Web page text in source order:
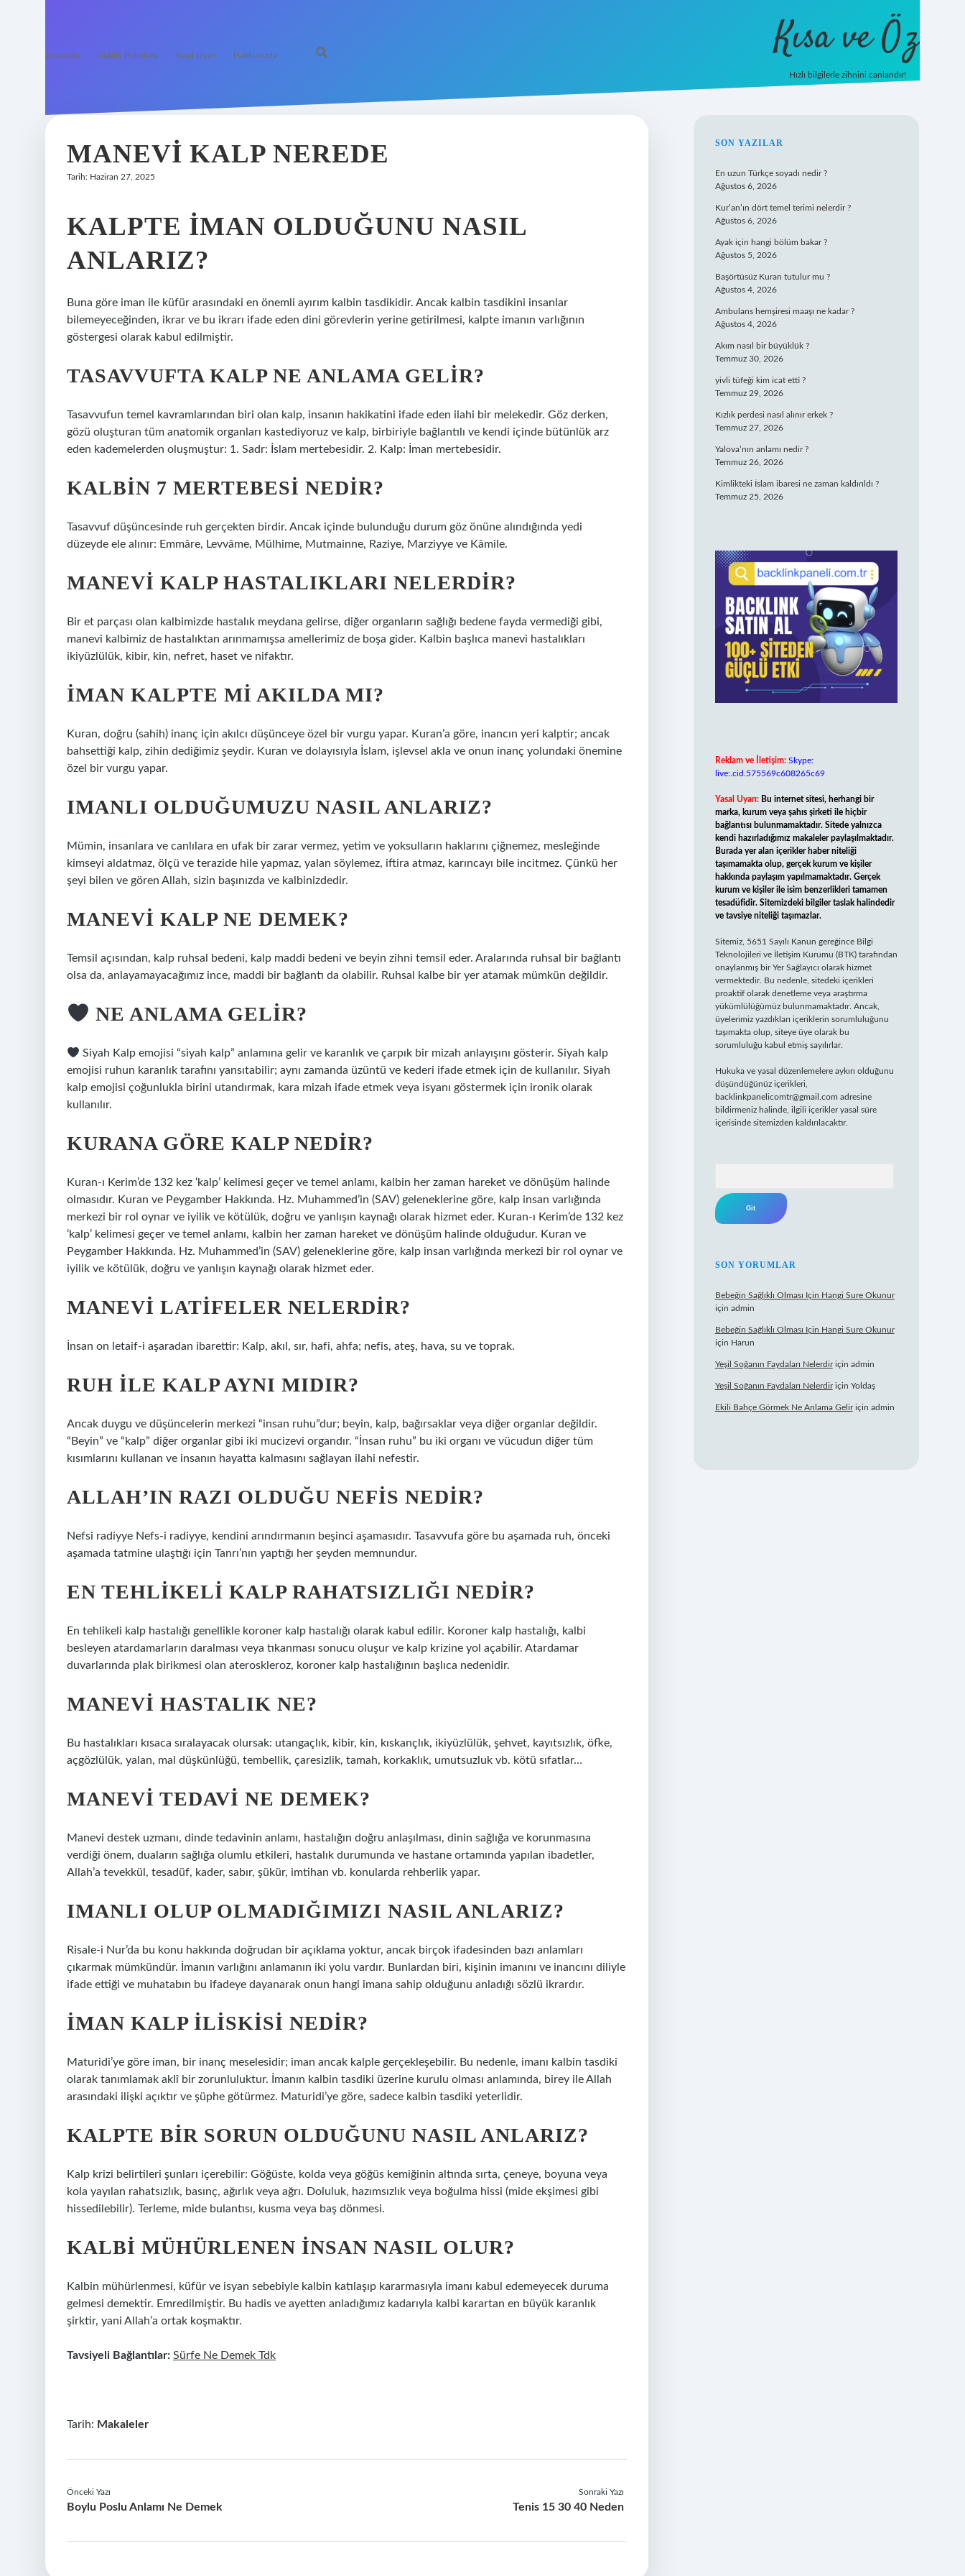
Anasayfa Gizlilik Politikası Yasal Uyarı Hakkımızda Kısa ve Öz
Hızlı bilgilerle zihnini canlandır!
MANEVI KALP NEREDE
Tarih: Haziran 27, 2025
KALPTE IMAN OLDUĞUNU NASIL
ANLARIZ?
Buna göre iman ile küfür arasındaki en önemli ayırım kalbin tasdikidir. Ancak kalbin tasdikini insanlar
bilemeyeceğinden, ikrar ve bu ikrarı ifade eden dini görevlerin yerine getirilmesi, kalpte imanın varlığının
göstergesi olarak kabul edilmiştir.
TASAVVUFTA KALP NE ANLAMA GELIR?
Tasavvufun temel kavramlarından biri olan kalp, insanın hakikatini ifade eden ilahi bir melekedir. Göz derken,
gözü oluşturan tüm anatomik organları kastediyoruz ve kalp, birbiriyle bağlantılı ve kendi içinde bütünlük arz
eden kademelerden oluşmuştur: 1. Sadr: İslam mertebesidir. 2. Kalp: İman mertebesidir.
KALBIN 7 MERTEBESI NEDIR?
Tasavvuf düşüncesinde ruh gerçekten birdir. Ancak içinde bulunduğu durum göz önüne alındığında yedi
düzeyde ele alınır: Emmâre, Levvâme, Mülhime, Mutmainne, Raziye, Marziyye ve Kâmile.
MANEVI KALP HASTALIKLARI NELERDIR?
Bir et parçası olan kalbimizde hastalık meydana gelirse, diğer organların sağlığı bedene fayda vermediği gibi,
manevi kalbimiz de hastalıktan arınmamışsa amellerimiz de boşa gider. Kalbin başlıca manevi hastalıkları
ikiyüzlülük, kibir, kin, nefret, haset ve nifaktır.
İMAN KALPTE MI AKILDA MI?
Kuran, doğru (sahih) inanç için akılcı düşünceye özel bir vurgu yapar. Kuran’a göre, inancın yeri kalptir; ancak
bahsettiği kalp, zihin dediğimiz şeydir. Kuran ve dolayısıyla İslam, işlevsel akla ve onun inanç yolundaki önemine
özel bir vurgu yapar.
IMANLI OLDUĞUMUZU NASIL ANLARIZ?
Mümin, insanlara ve canlılara en ufak bir zarar vermez, yetim ve yoksulların haklarını çiğnemez, mesleğinde
kimseyi aldatmaz, ölçü ve terazide hile yapmaz, yalan söylemez, iftira atmaz, karıncayı bile incitmez. Çünkü her
şeyi bilen ve gören Allah, sizin başınızda ve kalbinizdedir.
MANEVI KALP NE DEMEK?
Temsil açısından, kalp ruhsal bedeni, kalp maddi bedeni ve beyin zihni temsil eder. Aralarında ruhsal bir bağlantı
olsa da, anlayamayacağımız ince, maddi bir bağlantı da olabilir. Ruhsal kalbe bir yer atamak mümkün değildir.
NE ANLAMA GELIR?
​​​​​​​​Siyah Kalp emojisi “siyah kalp” anlamına gelir ve karanlık ve çarpık bir mizah anlayışını gösterir. Siyah kalp
emojisi ruhun karanlık tarafını yansıtabilir; aynı zamanda üzüntü ve kederi ifade etmek için de kullanılır. Siyah
kalp emojisi çoğunlukla birini utandırmak, kara mizah ifade etmek veya isyanı göstermek için ironik olarak
kullanılır.
KURANA GÖRE KALP NEDIR?
Kuran-ı Kerim’de 132 kez ‘kalp’ kelimesi geçer ve temel anlamı, kalbin her zaman hareket ve dönüşüm halinde
olmasıdır. Kuran ve Peygamber Hakkında. Hz. Muhammed’in (SAV) geleneklerine göre, kalp insan varlığında
merkezi bir rol oynar ve iyilik ve kötülük, doğru ve yanlışın kaynağı olarak hizmet eder. Kuran-ı Kerim’de 132 kez
‘kalp’ kelimesi geçer ve temel anlamı, kalbin her zaman hareket ve dönüşüm halinde olduğudur. Kuran ve
Peygamber Hakkında. Hz. Muhammed’in (SAV) geleneklerine göre, kalp insan varlığında merkezi bir rol oynar ve
iyilik ve kötülük, doğru ve yanlışın kaynağı olarak hizmet eder.
MANEVI LATIFELER NELERDIR?
İnsan on letaif-i aşaradan ibarettir: Kalp, akıl, sır, hafi, ahfa; nefis, ateş, hava, su ve toprak.
RUH ILE KALP AYNI MIDIR?
Ancak duygu ve düşüncelerin merkezi “insan ruhu”dur; beyin, kalp, bağırsaklar veya diğer organlar değildir.
“Beyin” ve “kalp” diğer organlar gibi iki mucizevi organdır. “İnsan ruhu” bu iki organı ve vücudun diğer tüm
kısımlarını kullanan ve insanın hayatta kalmasını sağlayan ilahi nefestir.
ALLAH’IN RAZI OLDUĞU NEFIS NEDIR?
Nefsi radiyye Nefs-i radiyye, kendini arındırmanın beşinci aşamasıdır. Tasavvufa göre bu aşamada ruh, önceki
aşamada tatmine ulaştığı için Tanrı’nın yaptığı her şeyden memnundur.
EN TEHLIKELI KALP RAHATSIZLIĞI NEDIR?
En tehlikeli kalp hastalığı genellikle koroner kalp hastalığı olarak kabul edilir. Koroner kalp hastalığı, kalbi
besleyen atardamarların daralması veya tıkanması sonucu oluşur ve kalp krizine yol açabilir. Atardamar
duvarlarında plak birikmesi olan ateroskleroz, koroner kalp hastalığının başlıca nedenidir.
MANEVI HASTALIK NE?
Bu hastalıkları kısaca sıralayacak olursak: utangaçlık, kibir, kin, kıskançlık, ikiyüzlülük, şehvet, kayıtsızlık, öfke,
açgözlülük, yalan, mal düşkünlüğü, tembellik, çaresizlik, tamah, korkaklık, umutsuzluk vb. kötü sıfatlar…
MANEVI TEDAVI NE DEMEK?
Manevi destek uzmanı, dinde tedavinin anlamı, hastalığın doğru anlaşılması, dinin sağlığa ve korunmasına
verdiği önem, duaların sağlığa olumlu etkileri, hastalık durumunda ve hastane ortamında yapılan ibadetler,
Allah’a tevekkül, tesadüf, kader, sabır, şükür, imtihan vb. konularda rehberlik yapar.
IMANLI OLUP OLMADIĞIMIZI NASIL ANLARIZ?
Risale-i Nur’da bu konu hakkında doğrudan bir açıklama yoktur, ancak birçok ifadesinden bazı anlamları
çıkarmak mümkündür. İmanın varlığını anlamanın iki yolu vardır. Bunlardan biri, kişinin imanını ve inancını diliyle
ifade ettiği ve muhatabın bu ifadeye dayanarak onun hangi imana sahip olduğunu anladığı sözlü ikrardır.
İMAN KALP ILISKISI NEDIR?
Maturidi’ye göre iman, bir inanç meselesidir; iman ancak kalple gerçekleşebilir. Bu nedenle, imanı kalbin tasdiki
olarak tanımlamak aklî bir zorunluluktur. İmanın kalbin tasdiki üzerine kurulu olması anlamında, birey ile Allah
arasındaki ilişki açıktır ve şüphe götürmez. Maturidi’ye göre, sadece kalbin tasdiki yeterlidir.
KALPTE BIR SORUN OLDUĞUNU NASIL ANLARIZ?
Kalp krizi belirtileri şunları içerebilir: Göğüste, kolda veya göğüs kemiğinin altında sırta, çeneye, boyuna veya
kola yayılan rahatsızlık, basınç, ağırlık veya ağrı. Doluluk, hazımsızlık veya boğulma hissi (mide ekşimesi gibi
hissedilebilir). Terleme, mide bulantısı, kusma veya baş dönmesi.
KALBI MÜHÜRLENEN INSAN NASIL OLUR?
Kalbin mühürlenmesi, küfür ve isyan sebebiyle kalbin katılaşıp kararmasıyla imanı kabul edemeyecek duruma
gelmesi demektir. Emredilmiştir. Bu hadis ve ayetten anladığımız kadarıyla kalbi karartan en büyük karanlık
şirktir, yani Allah’a ortak koşmaktır.
Tavsiyeli Bağlantılar: Sürfe Ne Demek Tdk
Tarih: Makaleler
Önceki Yazı
Boylu Poslu Anlamı Ne Demek
Sonraki Yazı
Tenis 15 30 40 Neden
SIDEBAR
SON YAZILAR
En uzun Türkçe soyadı nedir ?
Ağustos 6, 2026
Kur’an’ın dört temel terimi nelerdir ?
Ağustos 6, 2026
Ayak için hangi bölüm bakar ?
Ağustos 5, 2026
Başörtüsüz Kuran tutulur mu ?
Ağustos 4, 2026
Ambulans hemşiresi maaşı ne kadar ?
Ağustos 4, 2026
Akım nasıl bir büyüklük ?
Temmuz 30, 2026
yivli tüfeği kim icat etti ?
Temmuz 29, 2026
Kızlık perdesi nasıl alınır erkek ?
Temmuz 27, 2026
Yalova’nın anlamı nedir ?
Temmuz 26, 2026
Kimlikteki İslam ibaresi ne zaman kaldırıldı ?
Temmuz 25, 2026
Reklam ve İletişim: Skype:
live:.cid.575569c608265c69
Yasal Uyarı: Bu internet sitesi, herhangi bir
marka, kurum veya şahıs şirketi ile hiçbir
bağlantısı bulunmamaktadır. Sitede yalnızca
kendi hazırladığımız makaleler paylaşılmaktadır.
Burada yer alan içerikler haber niteliği
taşımamakta olup, gerçek kurum ve kişiler
hakkında paylaşım yapılmamaktadır. Gerçek
kurum ve kişiler ile isim benzerlikleri tamamen
tesadüfidir. Sitemizdeki bilgiler taslak halindedir
ve tavsiye niteliği taşımazlar.
Sitemiz, 5651 Sayılı Kanun gereğince Bilgi
Teknolojileri ve İletişim Kurumu (BTK) tarafından
onaylanmış bir Yer Sağlayıcı olarak hizmet
vermektedir. Bu nedenle, sitedeki içerikleri
proaktif olarak denetleme veya araştırma
yükümlülüğümüz bulunmamaktadır. Ancak,
üyelerimiz yazdıkları içeriklerin sorumluluğunu
taşımakta olup, siteye üye olarak bu
sorumluluğu kabul etmiş sayılırlar.
Hukuka ve yasal düzenlemelere aykırı olduğunu
düşündüğünüz içerikleri,
backlinkpanelicomtr@gmail.com adresine
bildirmeniz halinde, ilgili içerikler yasal süre
içerisinde sitemizden kaldırılacaktır.
SON YORUMLAR
Bebeğin Sağlıklı Olması Için Hangi Sure Okunur
için admin
Bebeğin Sağlıklı Olması Için Hangi Sure Okunur
için Harun
Yeşil Soğanın Faydaları Nelerdiriçin admin
Yeşil Soğanın Faydaları Nelerdiriçin Yoldaş
Ekili Bahçe Görmek Ne Anlama Geliriçin admin